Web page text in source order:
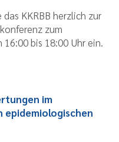
KKRBB herzlich zur
zum
bis 18:00 Uhr ein.
im
epidemiologischen